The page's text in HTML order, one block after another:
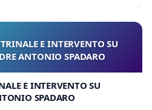
E INTERVENTO SU
ANTONIO SPADARO
E INTERVENTO SU
SPADARO